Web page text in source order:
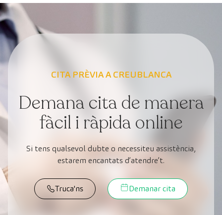
CITA PRÈVIA A CREUBLANCA
Demana cita de manera
fàcil i ràpida online
Si tens qualsevol dubte o necessiteu assistència,
estarem encantats d’atendre’t.
Truca'ns Demanar cita